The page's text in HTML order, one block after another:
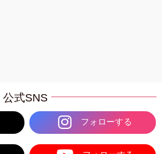
公式SNS
フォローする